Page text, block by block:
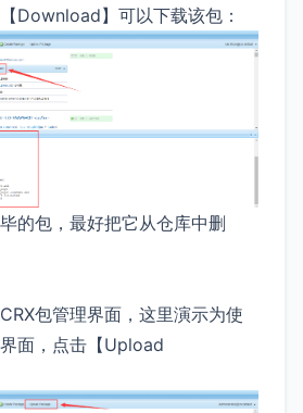
Download】可以下载该包：
的包，最好把它从仓库中删
包管理界面，这里演示为使
面，点击【Upload